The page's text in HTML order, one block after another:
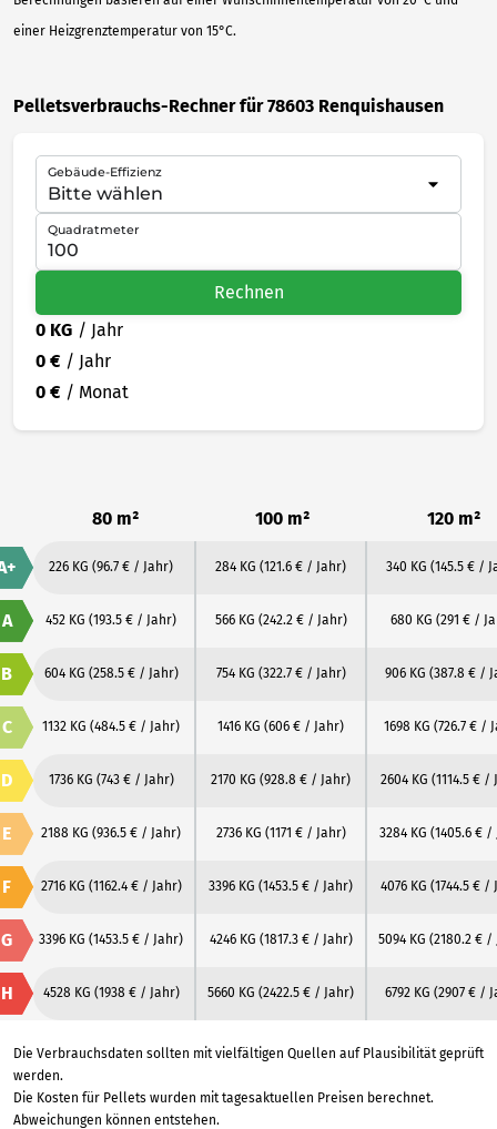
einer Heizgrenztemperatur von 15°C.
Pelletsverbrauchs-Rechner für 78603 Renquishausen
Gebäude-Effizienz
Quadratmeter
Rechnen
0 KG / Jahr
0 € / Jahr
0 € / Monat
80 m² 100 m² 120 m²
226 KG (96.7 € / Jahr) 284 KG (121.6 € / Jahr) 340 KG (145.5 € /
A 452 KG (193.5 € / Jahr) 566 KG (242.2 € / Jahr) 680 KG (291 € /
B 604 KG (258.5 € / Jahr) 754 KG (322.7 € / Jahr) 906 KG (387.8 € /
C 1132 KG (484.5 € / Jahr) 1416 KG (606 € / Jahr) 1698 KG (726.7 € /
D 1736 KG (743 € / Jahr) 2170 KG (928.8 € / Jahr) 2604 KG (1114.5 € /
E 2188 KG (936.5 € / Jahr) 2736 KG (1171 € / Jahr) 3284 KG (1405.6 € /
F 2716 KG (1162.4 € / Jahr) 3396 KG (1453.5 € / Jahr) 4076 KG (1744.5 € /
G 3396 KG (1453.5 € / Jahr) 4246 KG (1817.3 € / Jahr) 5094 KG (2180.2 € /
H 4528 KG (1938 € / Jahr) 5660 KG (2422.5 € / Jahr) 6792 KG (2907 € /
Die Verbrauchsdaten sollten mit vielfältigen Quellen auf Plausibilität geprüft
werden.
Die Kosten für Pellets wurden mit tagesaktuellen Preisen berechnet.
Abweichungen können entstehen.